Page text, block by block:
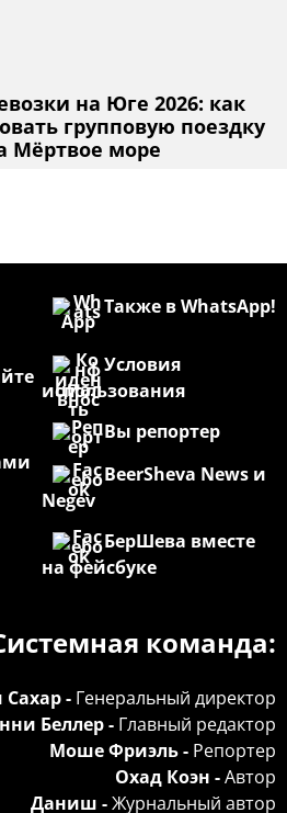
на Юге 2026: как
групповую поездку
Мёртвое море
Также в WhatsApp!
Условия
использования
Вы репортер
BeerSheva News и
Negev
БерШева вместе
на фейсбуке
команда:
Сахар - Генеральный директор
Беллер - Главный редактор
Моше Фриэль - Репортер
Охад Коэн -Автор
Даниш -Журнальный автор